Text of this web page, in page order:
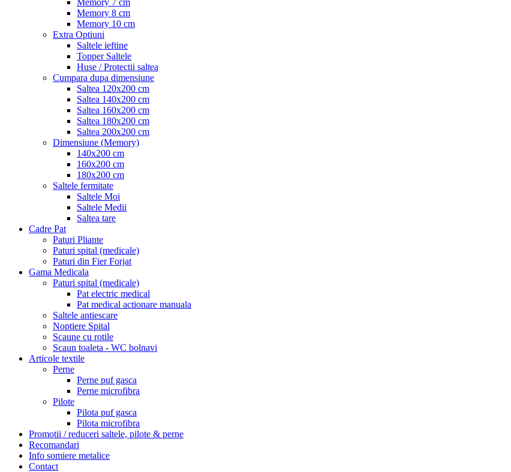
Memory 7 cm
Memory 8 cm
Memory 10 cm
Extra Optiuni
Saltele ieftine
Topper Saltele
Huse / Protectii saltea
Cumpara dupa dimensiune
Saltea 120x200 cm
Saltea 140x200 cm
Saltea 160x200 cm
Saltea 180x200 cm
Saltea 200x200 cm
Dimensiune (Memory)
140x200 cm
160x200 cm
180x200 cm
Saltele fermitate
Saltele Moi
Saltele Medii
Saltea tare
Cadre Pat
Paturi Pliante
Paturi spital (medicale)
Paturi din Fier Forjat
Gama Medicala
Paturi spital (medicale)
Pat electric medical
Pat medical actionare manuala
Saltele antiescare
Noptiere Spital
Scaune cu rotile
Scaun toaleta - WC bolnavi
Articole textile
Perne
Perne puf gasca
Perne microfibra
Pilote
Pilota puf gasca
Pilota microfibra
Promotii / reduceri saltele, pilote & perne
Recomandari
Info somiere metalice
Contact